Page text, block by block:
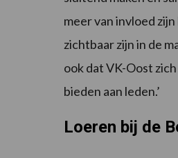
meer van invloed
zichtbaar zijn in de
ook dat VK-Oost
bieden aan leden.’
Loeren bij de